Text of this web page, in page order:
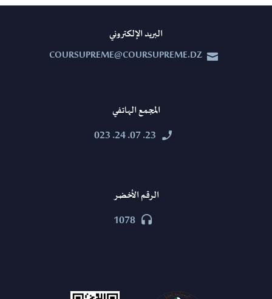
البريد الإلكتروني


COURSUPREME@COURSUPREME.DZ
المجمع الهاتفي


23. 07. 24. 023
الرقم الأخضر


1078